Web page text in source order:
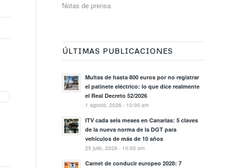
Notas de prensa
ÚLTIMAS PUBLICACIONES
Multas de hasta 800 euros por no registrar
el patinete eléctrico: lo que dice realmente
el Real Decreto 52/2026
1 agosto, 2026 - 10:00 am
ITV cada seis meses en Canarias: 5 claves
de la nueva norma de la DGT para
vehículos de más de 10 años
25 julio, 2026 - 10:00 am
Carnet de conducir europeo 2028: 7